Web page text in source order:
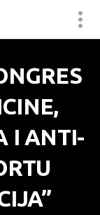
I ANTI-